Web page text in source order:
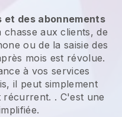
et des abonnements
chasse aux clients, de
ou de la saisie des
mois est révolue.
à vos services
il peut simplement
récurrent. . C'est une